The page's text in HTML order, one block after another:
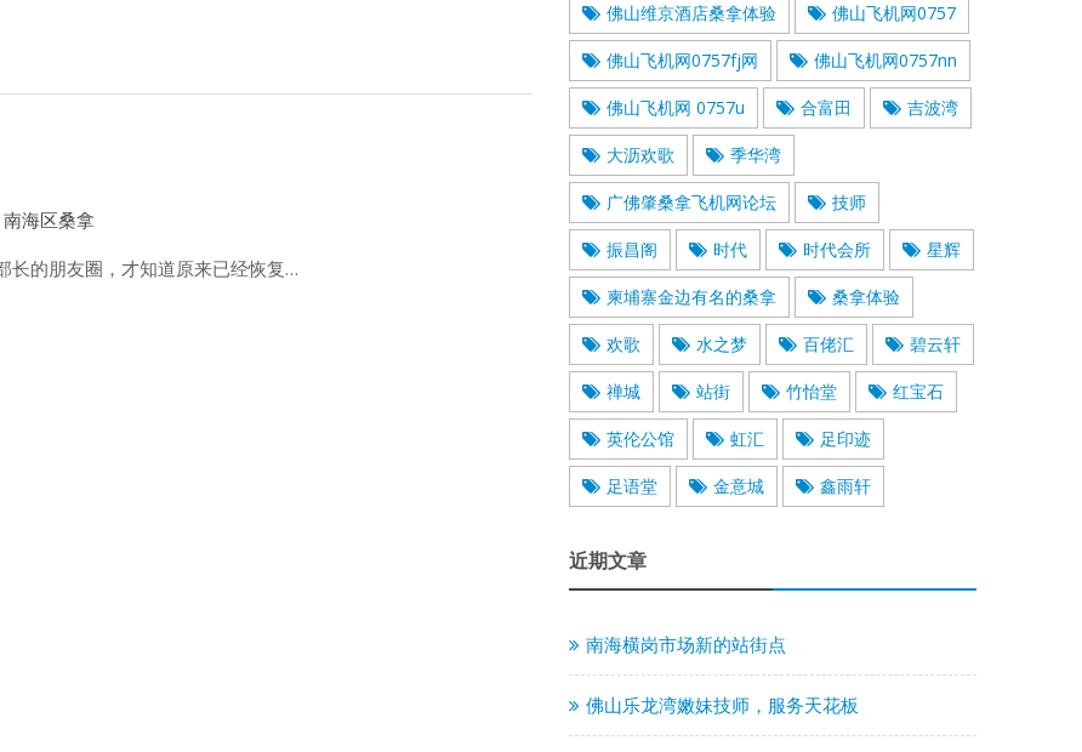
南海区桑拿
长的朋友圈，才知道原来已经恢复…
佛山维京酒店桑拿体验 佛山飞机网0757
佛山飞机网0757fj网 佛山飞机网0757nn
佛山飞机网 0757u 合富田 吉波湾
大沥欢歌 季华湾
广佛肇桑拿飞机网论坛 技师
振昌阁 时代 时代会所 星辉
柬埔寨金边有名的桑拿 桑拿体验
欢歌 水之梦 百佬汇 碧云轩
禅城 站街 竹怡堂 红宝石
英伦公馆 虹汇 足印迹
足语堂 金意城 鑫雨轩
近期文章
南海横岗市场新的站街点
佛山乐龙湾嫩妹技师，服务天花板